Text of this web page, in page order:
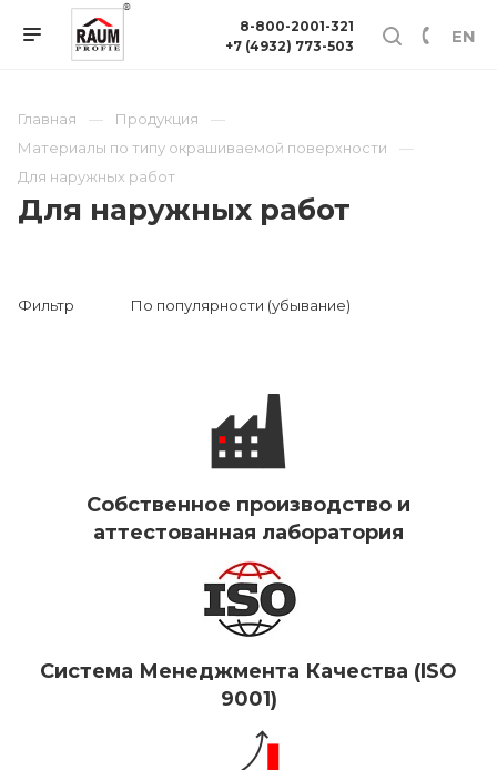
EN
8-800-2001-321
+7 (4932) 773-503
Главная
Продукция
Материалы по типу окрашиваемой поверхности
Для наружных работ
Для наружных работ
Фильтр По популярности (убывание)
Собственное производство и
аттестованная лаборатория
Система Менеджмента Качества (ISO
9001)